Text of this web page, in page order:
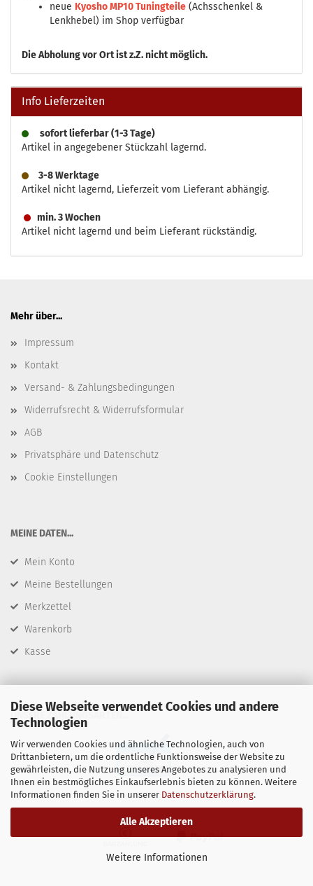
Diese Webseite verwendet Cookies und andere
Technologien
Wir verwenden Cookies und ähnliche Technologien, auch von
Drittanbietern, um die ordentliche Funktionsweise der Website zu
gewährleisten, die Nutzung unseres Angebotes zu analysieren und
Ihnen ein bestmögliches Einkaufserlebnis bieten zu können. Weitere
Informationen finden Sie in unserer Datenschutzerklärung.
Alle Akzeptieren
Weitere Informationen
neue Kyosho MP10 Tuningteile (Achsschenkel &
Lenkhebel) im Shop verfügbar
DieAbholung vor Ort ist z.Z. nicht möglich.
Info Lieferzeiten
sofort lieferbar (1-3 Tage)
Artikel in angegebener Stückzahl lagernd.
3-8 Werktage
Artikel nicht lagernd, Lieferzeit vom Lieferant abhängig.
min. 3 Wochen
Artikel nicht lagernd und beim Lieferant rückständig.
Mehr über...
Impressum
Kontakt
Versand- & Zahlungsbedingungen
Widerrufsrecht & Widerrufsformular
AGB
Privatsphäre und Datenschutz
Cookie Einstellungen
​MEINE DATEN...
Mein Konto
Meine Bestellungen
Merkzettel
Warenkorb
Kasse
​UNSERE ZAHLUNGSARTEN...